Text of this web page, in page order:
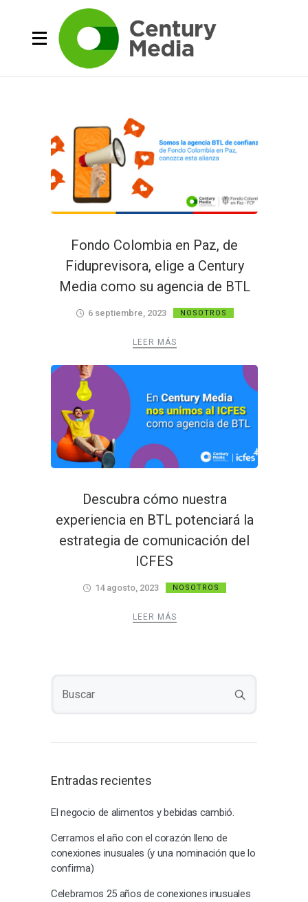
Fondo Colombia en Paz, de
Fiduprevisora, elige a Century
Media como su agencia de BTL
6 septiembre, 2023 NOSOTROS
LEER MÁS
Descubra cómo nuestra
experiencia en BTL potenciará la
estrategia de comunicación del
ICFES
14 agosto, 2023 NOSOTROS
LEER MÁS
Entradas recientes
El negocio de alimentos y bebidas cambió.
Cerramos el año con el corazón lleno de
conexiones inusuales (y una nominación que lo
confirma)
Celebramos 25 años de conexiones inusuales